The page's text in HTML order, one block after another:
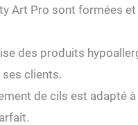
Art Pro sont formées
des produits
clients.
de cils est adapté